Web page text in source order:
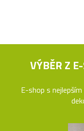
VÝBĚR Z
E-shop s